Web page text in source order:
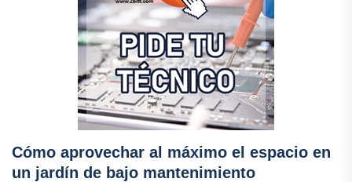
Cómo aprovechar al máximo el espacio en
un jardín de bajo mantenimiento